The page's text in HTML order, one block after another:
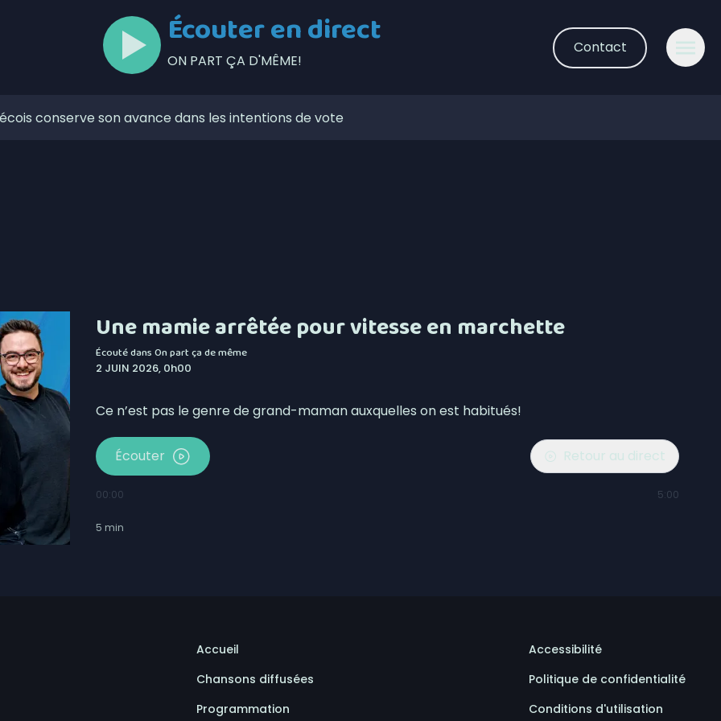
Écouter en direct
ON PART ÇA D'MÊME!
Contact
conserve son avance dans les intentions de vote
Am du East Coast Pro Tour ce 7 août
porte-à-porte de l’Association du cancer de l’Est du
et Sayabec pour la lutte contre le cancer
rappel de la vigilance sur les chantiers
réclament leurs biens
à Matane
Une mamie arrêtée pour vitesse en marchette
Écouté dansOn part ça de même
2 JUIN 2026, 0h00
Ce n’est pas le genre de grand-maman auxquelles on est habitués!
Écouter Retour au direct
00:00 5:00
5 min
Accueil
Chansons diffusées
Programmation
Accessibilité
Politique de confidentialité
Conditions d'utilisation